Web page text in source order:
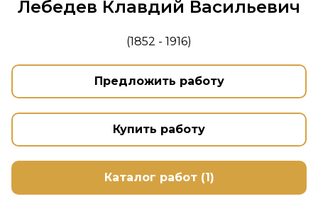
Лебедев Клавдий Васильевич
(1852 - 1916)
Предложить работу
Купить работу
Каталог работ (1)